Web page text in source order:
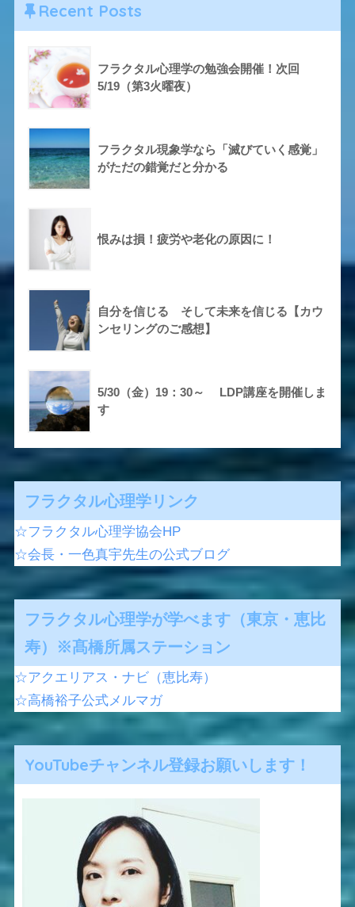
Recent Posts
フラクタル心理学の勉強会開催！次回
5/19（第3火曜夜）
フラクタル現象学なら「滅びていく感覚」
がただの錯覚だと分かる
恨みは損！疲労や老化の原因に！
自分を信じる そして未来を信じる【カウ
ンセリングのご感想】
5/30（金）19：30～ LDP講座を開催しま
す
フラクタル心理学リンク
☆フラクタル心理学協会HP
☆会長・一色真宇先生の公式ブログ
フラクタル心理学が学べます（東京・恵比
寿）※髙橋所属ステーション
☆アクエリアス・ナビ（恵比寿）
☆高橋裕子公式メルマガ
YouTubeチャンネル登録お願いします！